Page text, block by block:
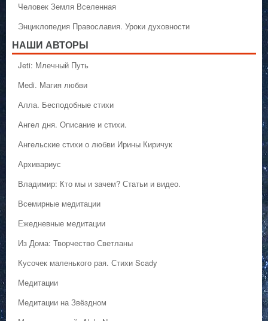
Человек Земля Вселенная
Энциклопедия Православия. Уроки духовности
НАШИ АВТОРЫ
Jeti: Млечный Путь
Medi. Магия любви
Алла. Бесподобные стихи
Ангел дня. Описание и стихи.
Ангельские стихи о любви Ирины Киричук
Архивариус
Владимир: Кто мы и зачем? Статьи и видео.
Всемирные медитации
Ежедневные медитации
Из Дома: Творчество Светланы
Кусочек маленького рая. Стихи Scady
Медитации
Медитации на Звёздном